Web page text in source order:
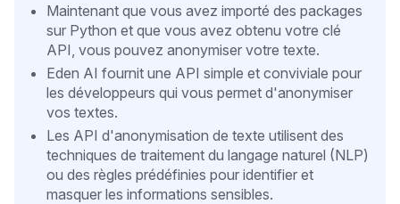
Maintenant que vous avez importé des packages
sur Python et que vous avez obtenu votre clé
API, vous pouvez anonymiser votre texte.
Eden AI fournit une API simple et conviviale pour
les développeurs qui vous permet d'anonymiser
vos textes.
Les API d'anonymisation de texte utilisent des
techniques de traitement du langage naturel (NLP)
ou des règles prédéfinies pour identifier et
masquer les informations sensibles.